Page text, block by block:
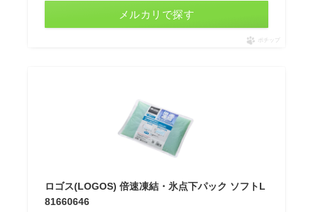
メルカリで探す
ポチップ
ロゴス(LOGOS) 倍速凍結・氷点下パック ソフトL
81660646